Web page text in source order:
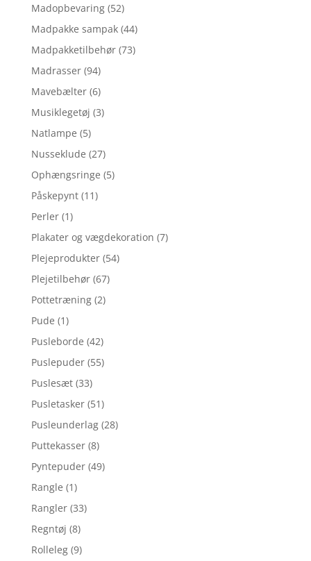
Madopbevaring (52)
Madpakke sampak (44)
Madpakketilbehør (73)
Madrasser (94)
Mavebælter (6)
Musiklegetøj (3)
Natlampe (5)
Nusseklude (27)
Ophængsringe (5)
Påskepynt (11)
Perler (1)
Plakater og vægdekoration (7)
Plejeprodukter (54)
Plejetilbehør (67)
Pottetræning (2)
Pude (1)
Pusleborde (42)
Puslepuder (55)
Puslesæt (33)
Pusletasker (51)
Pusleunderlag (28)
Puttekasser (8)
Pyntepuder (49)
Rangle (1)
Rangler (33)
Regntøj (8)
Rolleleg (9)